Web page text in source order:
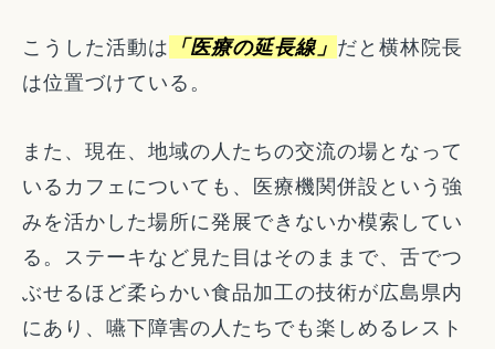
こうした活動は 「医療の延長線」 だと横林院長
は位置づけている。
また、現在、地域の人たちの交流の場となって
いるカフェについても、医療機関併設という強
みを活かした場所に発展できないか模索してい
る。ステーキなど見た目はそのままで、舌でつ
ぶせるほど柔らかい食品加工の技術が広島県内
にあり、嚥下障害の人たちでも楽しめるレスト